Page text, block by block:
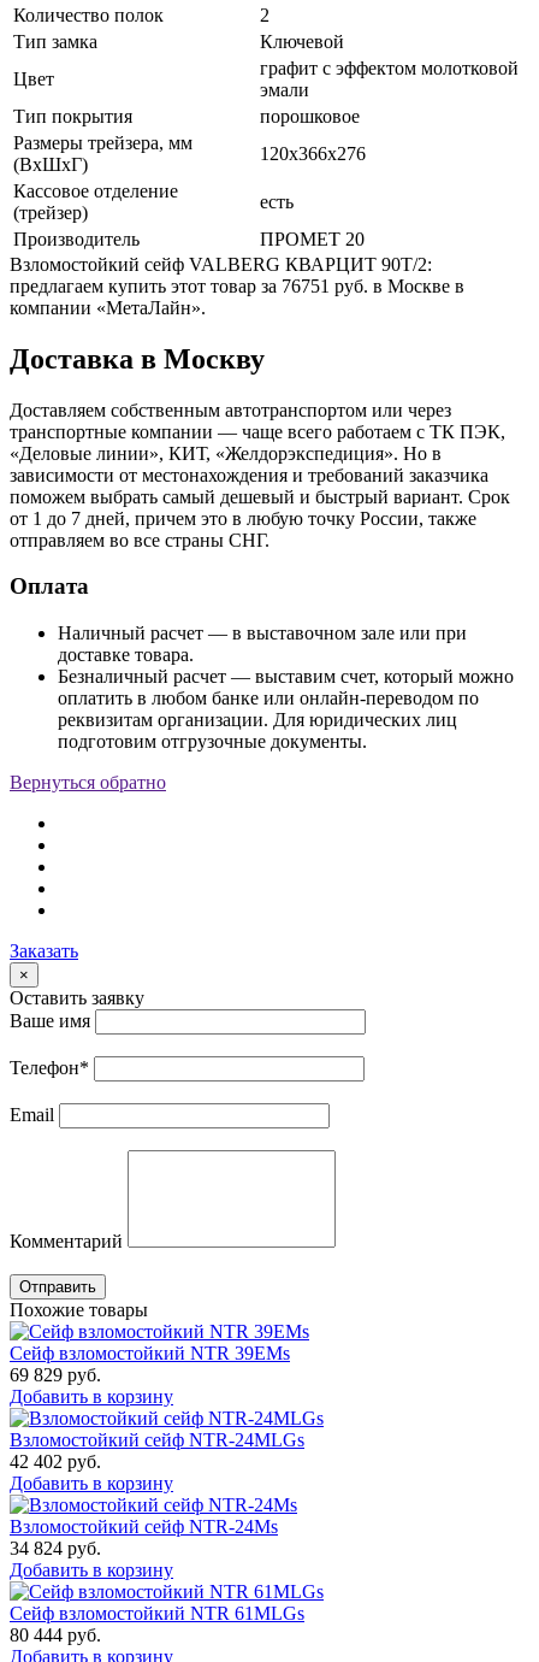
Количество полок
2
Тип замка
Ключевой
Цвет
графит с эффектом молотковой
эмали
Тип покрытия
порошковое
Размеры трейзера, мм
(ВхШхГ)
120x366x276
Кассовое отделение
(трейзер)
есть
Производитель
ПРОМЕТ 20
Взломостойкий сейф VALBERG КВАРЦИТ 90Т/2:
предлагаем купить этот товар за 76751 руб. в Москве в
компании «МетаЛайн».
Доставка в Москву
Доставляем собственным автотранспортом или через
транспортные компании — чаще всего работаем с ТК ПЭК,
«Деловые линии», КИТ, «Желдорэкспедиция». Но в
зависимости от местонахождения и требований заказчика
поможем выбрать самый дешевый и быстрый вариант. Срок
от 1 до 7 дней, причем это в любую точку России, также
отправляем во все страны СНГ.
Оплата
Наличный расчет — в выставочном зале или при
доставке товара.
Безналичный расчет — выставим счет, который можно
оплатить в любом банке или онлайн-переводом по
реквизитам организации. Для юридических лиц
подготовим отгрузочные документы.
Вернуться обратно
Заказать
×
Оставить заявку
Ваше имя
Телефон*
Email
Комментарий
Отправить
Похожие товары
Сейф взломостойкий NTR 39EMs
69 829 руб.
Добавить в корзину
Взломостойкий сейф NTR-24MLGs
42 402 руб.
Добавить в корзину
Взломостойкий сейф NTR-24Ms
34 824 руб.
Добавить в корзину
Сейф взломостойкий NTR 61MLGs
80 444 руб.
Добавить в корзину